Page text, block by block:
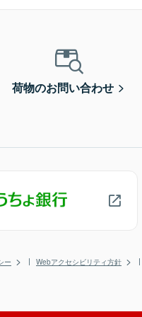
荷物のお問い合わせ
ー Webアクセシビリティ方針